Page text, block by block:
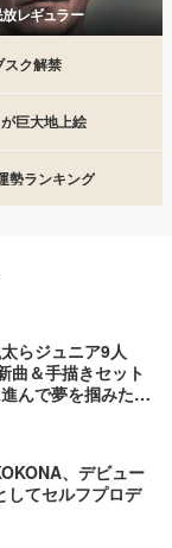
レギュラー
スク解禁
巨大地上絵
勢ランキング
らジュニア9人
曲＆手描きセット
んで夢を掴みた
、デビュー
してセルフプロデ